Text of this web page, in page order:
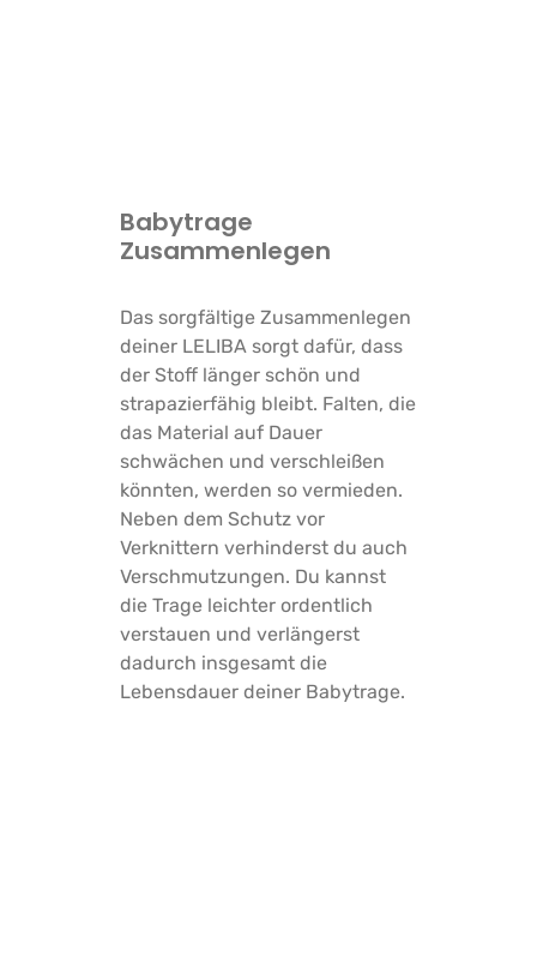
Babytrage
Zusammenlegen
Das sorgfältige Zusammenlegen
deiner LELIBA sorgt dafür, dass
der Stoff länger schön und
strapazierfähig bleibt. Falten, die
das Material auf Dauer
schwächen und verschleißen
könnten, werden so vermieden.
Neben dem Schutz vor
Verknittern verhinderst du auch
Verschmutzungen. Du kannst
die Trage leichter ordentlich
verstauen und verlängerst
dadurch insgesamt die
Lebensdauer deiner Babytrage.